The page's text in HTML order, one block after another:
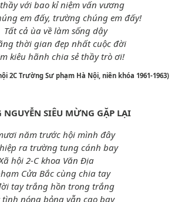
với bao kỉ niệm vấn vương
em đấy, trường chúng em đấy!
cả ùa về làm sống dậy
thời gian đẹp nhất cuộc đời
hãnh chia sẻ thầy trò ơi!
2C Trường Sư phạm Hà Nội, niên khóa 1961-1963)
NGUYỄN SIÊU MỪNG GẶP LẠI
năm trước hội mình đây
ra trường tung cánh bay
hội 2-C khoa Văn Địa
Cửa Bắc cùng chia tay
tay trắng hồn trong trắng
tình nóng bỏng vẫn cao bay